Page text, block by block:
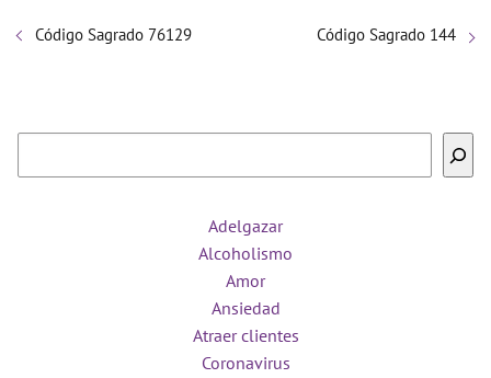
Código Sagrado 76129 Código Sagrado 144
Adelgazar
Alcoholismo
Amor
Ansiedad
Atraer clientes
Coronavirus